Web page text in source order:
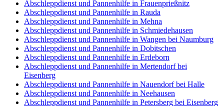
Abschleppdienst und Pannenhilfe in Frauenprießnitz
Abschleppdienst und Pannenhilfe in Rauda
Abschleppdienst und Pannenhilfe in Mehna
Abschleppdienst und Pannenhilfe in Schmiedehausen
Abschleppdienst und Pannenhilfe in Wangen bei Naumburg
Abschleppdienst und Pannenhilfe in Dobitschen
Abschleppdienst und Pannenhilfe in Erdeborn
Abschleppdienst und Pannenhilfe in Mertendorf bei
Eisenberg
Abschleppdienst und Pannenhilfe in Nauendorf bei Halle
Abschleppdienst und Pannenhilfe in Neehausen
Abschleppdienst und Pannenhilfe in Petersberg bei Eisenberg